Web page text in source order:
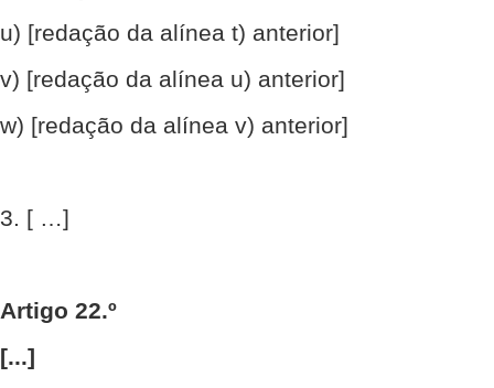
u) [redação da alínea t) anterior]
v) [redação da alínea u) anterior]
w) [redação da alínea v) anterior]
3. [ …]
Artigo 22.º
[...]